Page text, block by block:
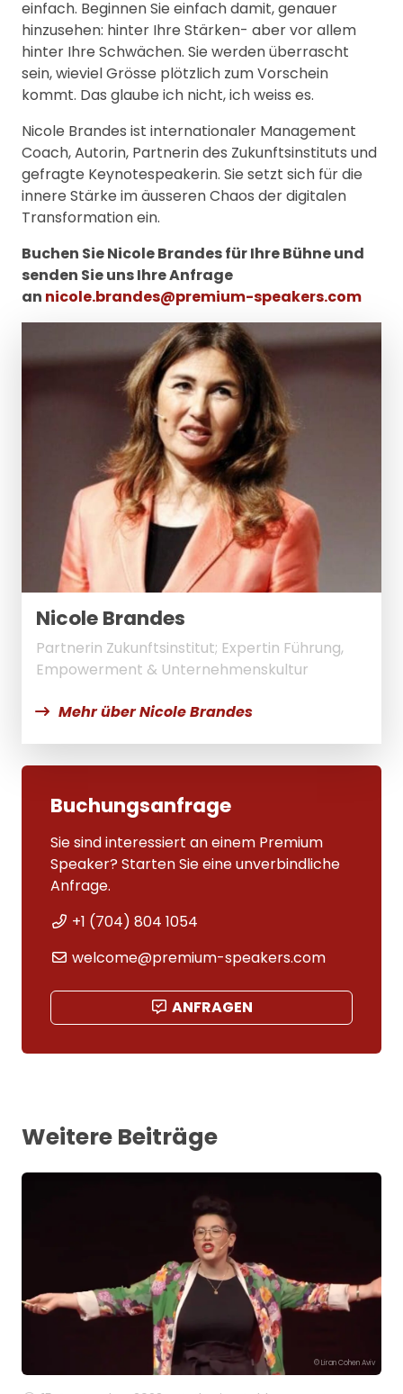
einfach. Beginnen Sie einfach damit, genauer
hinzusehen: hinter Ihre Stärken- aber vor allem
hinter Ihre Schwächen. Sie werden überrascht
sein, wieviel Grösse plötzlich zum Vorschein
kommt. Das glaube ich nicht, ich weiss es.
Nicole Brandes ist internationaler Management
Coach, Autorin, Partnerin des Zukunftsinstituts und
gefragte Keynotespeakerin. Sie setzt sich für die
innere Stärke im äusseren Chaos der digitalen
Transformation ein.
Buchen Sie Nicole Brandes für Ihre Bühne und
senden Sie uns Ihre Anfrage
an nicole.brandes@premium-speakers.com
Nicole Brandes
Partnerin Zukunftsinstitut; Expertin Führung,
Empowerment & Unternehmenskultur
Mehr über Nicole Brandes
Buchungsanfrage
Sie sind interessiert an einem Premium
Speaker? Starten Sie eine unverbindliche
Anfrage.
+1 (704) 804 1054
welcome@premium-speakers.com
ANFRAGEN
Weitere Beiträge
© Liran Cohen Aviv